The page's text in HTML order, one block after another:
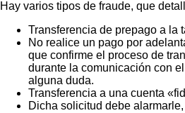
Hay varios tipos de fraude, que
Transferencia de prepago a la
No realice un pago por
que confirme el proceso de
durante la comunicación con
alguna duda.
Transferencia a una cuenta
Dicha solicitud debe